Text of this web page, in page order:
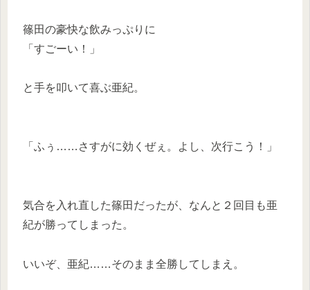
篠田の豪快な飲みっぷりに
「すごーい！」
と手を叩いて喜ぶ亜紀。
「ふぅ……さすがに効くぜぇ。よし、次行こう！」
気合を入れ直した篠田だったが、なんと２回目も亜
紀が勝ってしまった。
いいぞ、亜紀……そのまま全勝してしまえ。